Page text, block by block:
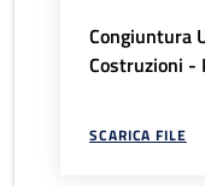
Congiuntura
Costruzioni -
SCARICA FILE